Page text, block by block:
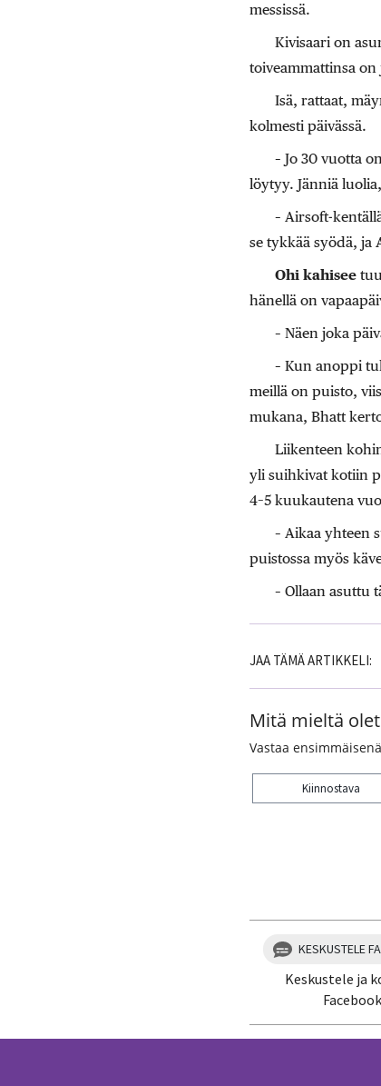
messissä.
Kivisaari on
toiveammattinsa
Isä, rattaat,
kolmesti päivässä.
– Jo 30 vuotta
löytyy. Jänniä
– Airsoft-
se tykkää syödä, ja
Ohi kahisee
hänellä on
– Näen joka
– Kun anoppi
meillä on puisto,
mukana, Bhatt
Liikenteen
yli suihkivat kotiin
4–5 kuukautena
– Aikaa yhteen
puistossa myös
– Ollaan asuttu
JAA TÄMÄ ARTIKKELI:
Mitä mieltä
Vastaa
Kiinnostava
KESKUSTELE
Keskustele ja